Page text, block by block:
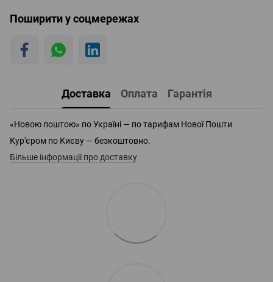
Поширити у соцмережах
Доставка Оплата Гарантія
«Новою поштою» по Україні — по тарифам Нової Пошти
Кур'єром по Києву — безкоштовно.
Більше інформації про доставку